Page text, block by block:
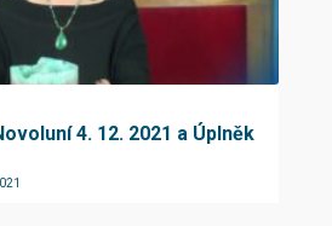
4. 12. 2021 a Úplněk